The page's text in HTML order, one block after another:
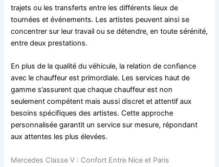
trajets ou les transferts entre les différents lieux de
tournées et événements. Les artistes peuvent ainsi se
concentrer sur leur travail ou se détendre, en toute sérénité,
entre deux prestations.
En plus de la qualité du véhicule, la relation de confiance
avec le chauffeur est primordiale. Les services haut de
gamme s’assurent que chaque chauffeur est non
seulement compétent mais aussi discret et attentif aux
besoins spécifiques des artistes. Cette approche
personnalisée garantit un service sur mesure, répondant
aux attentes les plus élevées.
Mercedes Classe V : Confort Entre Nice et Paris